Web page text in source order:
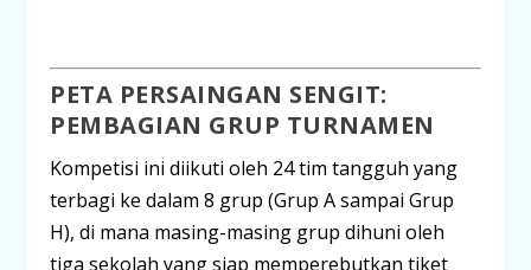
PETA PERSAINGAN SENGIT:
PEMBAGIAN GRUP TURNAMEN
Kompetisi ini diikuti oleh 24 tim tangguh yang
terbagi ke dalam 8 grup (Grup A sampai Grup
H), di mana masing-masing grup dihuni oleh
tiga sekolah yang siap memperebutkan tiket